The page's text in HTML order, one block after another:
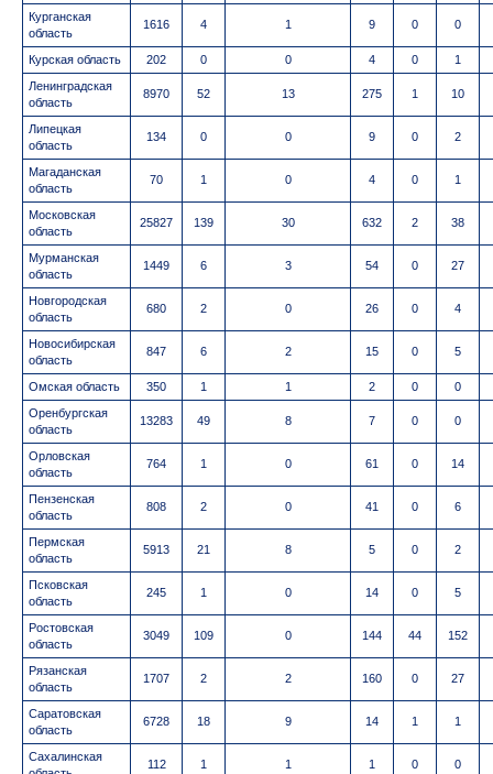
Курганская
область
1616 4 1 9 0 0
Курская область 202 0 0 4 0
1
Ленинградская
область
8970 52 13 275 1 10
Липецкая
область
134 0 0 9 0 2
Магаданская
область
70 1 0 4 0 1
Московская
область
25827 139 30 632 2 38
Мурманская
область
1449 6 3 54 0 27
Новгородская
область
680 2 0 26 0 4
Новосибирская
область
847 6 2 15 0 5
Омская область 350 1 1 2 0
0
Оренбургская
область
13283 49 8 7 0 0
Орловская
область
764 1 0 61 0 14
Пензенская
область
808 2 0 41 0 6
Пермская
область
5913 21 8 5 0 2
Псковская
область
245 1 0 14 0 5
Ростовская
область
3049 109 0 144 44 152
Рязанская
область
1707 2 2 160 0 27
Саратовская
область
6728 18 9 14 1 1
Сахалинская
112 1 1 1 0 0